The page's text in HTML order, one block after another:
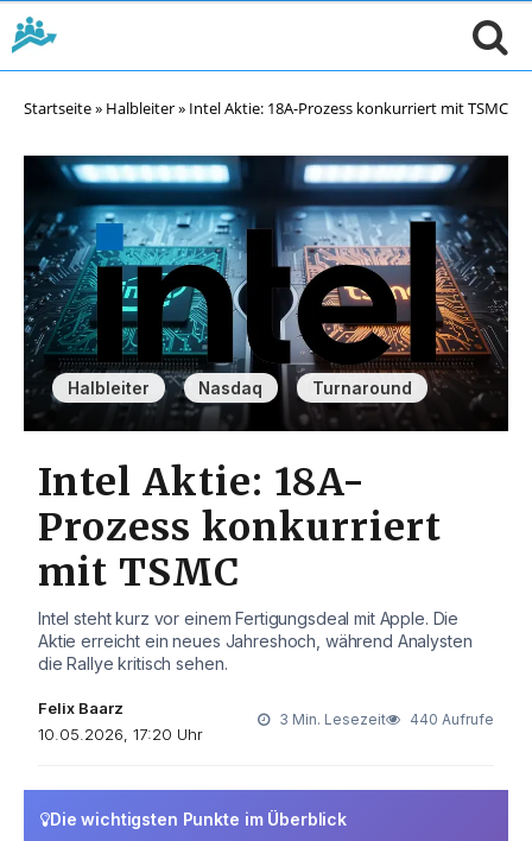
Startseite» Halbleiter» Intel Aktie: 18A-Prozess konkurriert mit TSMC
Halbleiter , Nasdaq , Turnaround
Intel Aktie: 18A-
Prozess konkurriert
mit TSMC
Intel steht kurz vor einem Fertigungsdeal mit Apple. Die
Aktie erreicht ein neues Jahreshoch, während Analysten
die Rallye kritisch sehen.
Felix Baarz
10.05.2026, 17:20 Uhr
3 Min. Lesezeit 440 Aufrufe
Die wichtigsten Punkte im Überblick